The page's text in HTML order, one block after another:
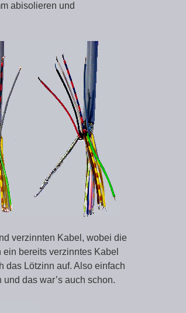
abisolieren und
verzinnten Kabel, wobei die
bereits verzinntes Kabel
das Lötzinn auf. Also einfach
das war’s auch schon.